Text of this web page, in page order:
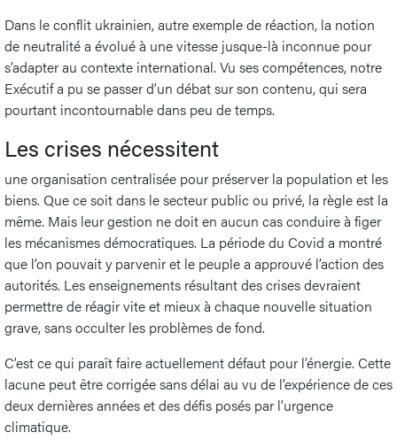
Dans le conflit ukrainien, autre exemple de réaction, la notion
de neutralité a évolué à une vitesse jusque-là inconnue pour
s’adapter au contexte international. Vu ses compétences, notre
Exécutif a pu se passer d’un débat sur son contenu, qui sera
pourtant incontournable dans peu de temps.
Les crises nécessitent
une organisation centralisée pour préserver la population et les
biens. Que ce soit dans le secteur public ou privé, la règle est la
même. Mais leur gestion ne doit en aucun cas conduire à figer
les mécanismes démocratiques. La période du Covid a montré
que l’on pouvait y parvenir et le peuple a approuvé l’action des
autorités. Les enseignements résultant des crises devraient
permettre de réagir vite et mieux à chaque nouvelle situation
grave, sans occulter les problèmes de fond.
C’est ce qui paraît faire actuellement défaut pour l’énergie. Cette
lacune peut être corrigée sans délai au vu de l’expérience de ces
deux dernières années et des défis posés par l’urgence
climatique.